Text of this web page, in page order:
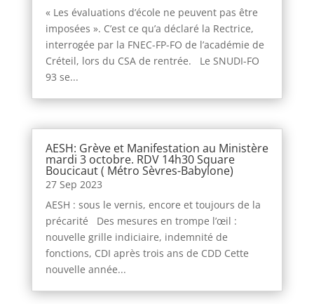
« Les évaluations d’école ne peuvent pas être
imposées ». C’est ce qu’a déclaré la Rectrice,
interrogée par la FNEC-FP-FO de l’académie de
Créteil, lors du CSA de rentrée. Le SNUDI-FO
93 se...
AESH: Grève et Manifestation au Ministère
mardi 3 octobre. RDV 14h30 Square
Boucicaut ( Métro Sèvres-Babylone)
27 Sep 2023
AESH : sous le vernis, encore et toujours de la
précarité Des mesures en trompe l’œil :
nouvelle grille indiciaire, indemnité de
fonctions, CDI après trois ans de CDD Cette
nouvelle année...